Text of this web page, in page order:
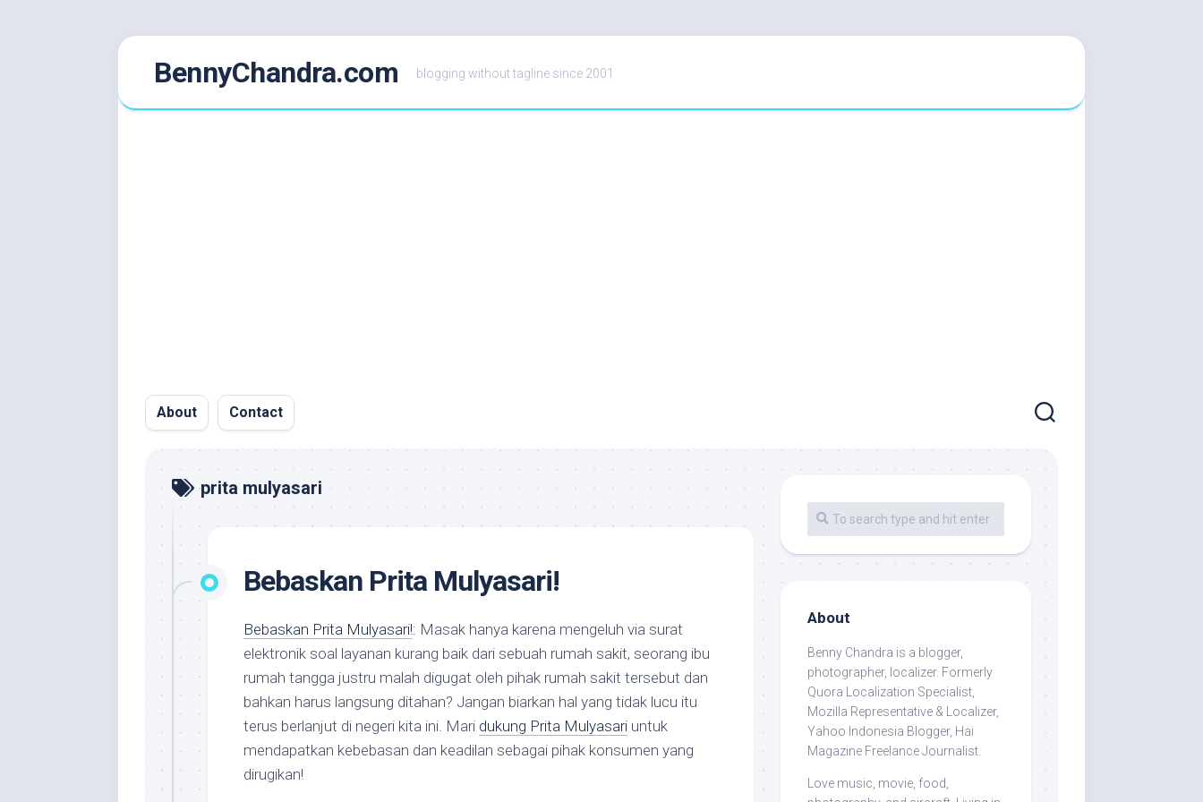
BennyChandra.com blogging without tagline since 2001
About Contact
prita mulyasari
Bebaskan Prita Mulyasari!
Bebaskan Prita Mulyasari!: Masak hanya karena mengeluh via surat
elektronik soal layanan kurang baik dari sebuah rumah sakit, seorang ibu
rumah tangga justru malah digugat oleh pihak rumah sakit tersebut dan
bahkan harus langsung ditahan? Jangan biarkan hal yang tidak lucu itu
terus berlanjut di negeri kita ini. Mari dukung Prita Mulyasari untuk
mendapatkan kebebasan dan keadilan sebagai pihak konsumen yang
dirugikan!
About
Benny Chandra is a blogger,
photographer, localizer. Formerly
Quora Localization Specialist,
Mozilla Representative & Localizer,
Yahoo Indonesia Blogger, Hai
Magazine Freelance Journalist.
Love music, movie, food,